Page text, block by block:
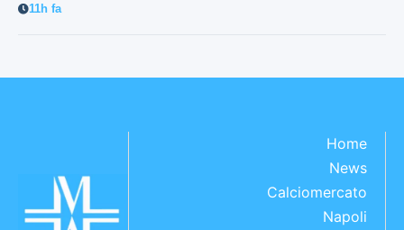
11h fa
Home
News
Calciomercato
Napoli